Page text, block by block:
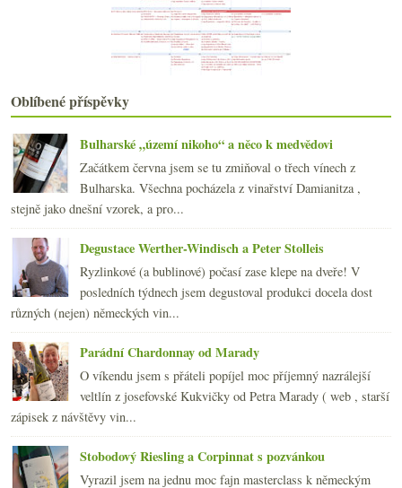
►2018(240)
►2017(240)
►2016(250)
►2015(251)
►2014(254)
► 2013 (249)
2012
2011 (252)
►2010(249)
►2009(249)
►2008(270)
►2007(108)
Oblíbené příspěvky
Bulharské „území nikoho“ a něco k medvědovi
Začátkem června jsem se tu zmiňoval o třech vínech z
Bulharska. Všechna pocházela z vinařství Damianitza ,
stejně jako dnešní vzorek, a pro...
Degustace Werther-Windisch a Peter Stolleis
Ryzlinkové (a bublinové) počasí zase klepe na dveře! V
posledních týdnech jsem degustoval produkci docela dost
různých (nejen) německých vin...
Parádní Chardonnay od Marady
O víkendu jsem s přáteli popíjel moc příjemný nazrálejší
veltlín z josefovské Kukvičky od Petra Marady ( web , starší
zápisek z návštěvy vin...
Stobodový Riesling a Corpinnat s pozvánkou
Vyrazil jsem na jednu moc fajn masterclass k německým